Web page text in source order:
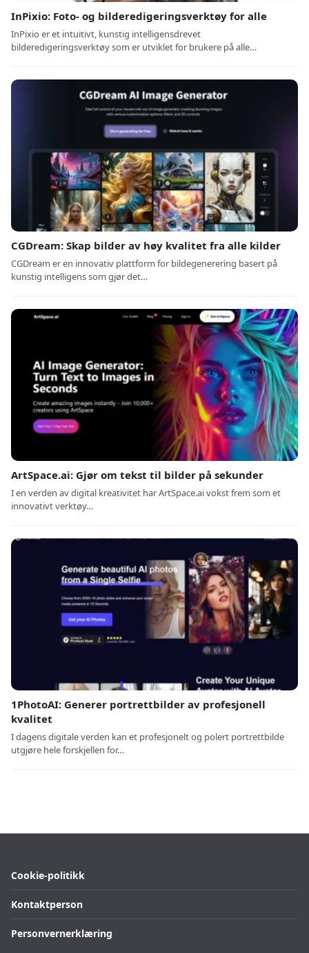
InPixio: Foto- og bilderedigeringsverktøy for alle
InPixio er et intuitivt, kunstig intelligensdrevet
bilderedigeringsverktøy som er utviklet for brukere på alle…
CGDream: Skap bilder av høy kvalitet fra alle kilder
CGDream er en innovativ plattform for bildegenerering basert på
kunstig intelligens som gjør det…
ArtSpace.ai: Gjør om tekst til bilder på sekunder
I en verden av digital kreativitet har ArtSpace.ai vokst frem som et
innovativt verktøy…
1PhotoAI: Generer portrettbilder av profesjonell
kvalitet
I dagens digitale verden kan et profesjonelt og polert portrettbilde
utgjøre hele forskjellen for…
Cookie-politikk
Kontaktperson
Personvernerklæring